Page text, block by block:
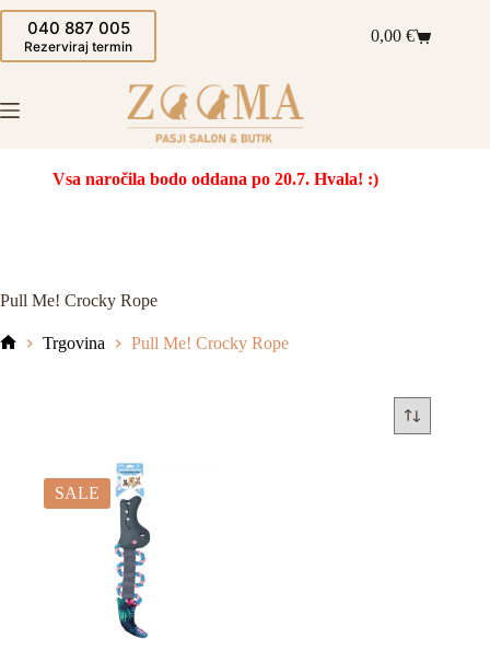
Skip
content
040 887 005
Rezerviraj termin
Shopping
0,00€
Vsa naročila bodo oddana po 20.7. Hvala! :)
Pull Me! Crocky Rope
Trgovina Pull Me! Crocky Rope
SALE